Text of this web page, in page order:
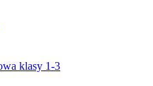
klasy 1-3